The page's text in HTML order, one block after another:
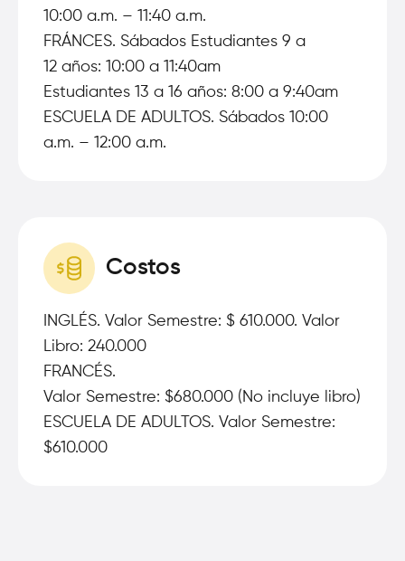
10:00 a.m. – 11:40 a.m.
FRÁNCES. Sábados Estudiantes 9 a
12 años: 10:00 a 11:40am
Estudiantes 13 a 16 años: 8:00 a 9:40am
ESCUELA DE ADULTOS. Sábados 10:00
a.m. – 12:00 a.m.
Costos
INGLÉS. Valor Semestre: $ 610.000. Valor
Libro: 240.000
FRANCÉS.
Valor Semestre: $680.000 (No incluye libro)
ESCUELA DE ADULTOS. Valor Semestre:
$610.000